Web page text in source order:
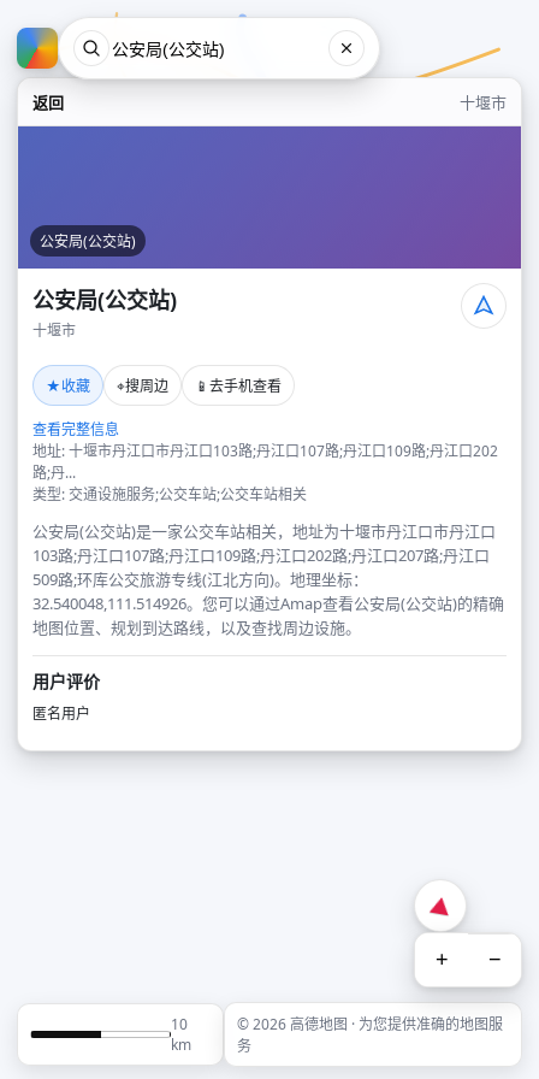
返回 十堰市
公安局(公交站)
公安局(公交站)
十堰市
★收藏 ⌖搜周边 📱 去手机查看
查看完整信息
地址: 十堰市丹江口市丹江口103路;丹江口107路;丹江口109路;丹江口202
路;丹...
类型: 交通设施服务;公交车站;公交车站相关
公安局(公交站)是一家公交车站相关，地址为十堰市丹江口市丹江口
103路;丹江口107路;丹江口109路;丹江口202路;丹江口207路;丹江口
509路;环库公交旅游专线(江北方向)。地理坐标：
32.540048,111.514926。您可以通过Amap查看公安局(公交站)的精确
地图位置、规划到达路线，以及查找周边设施。
用户评价
匿名用户
+ −
10
km
© 2026 高德地图 · 为您提供准确的地图服
务